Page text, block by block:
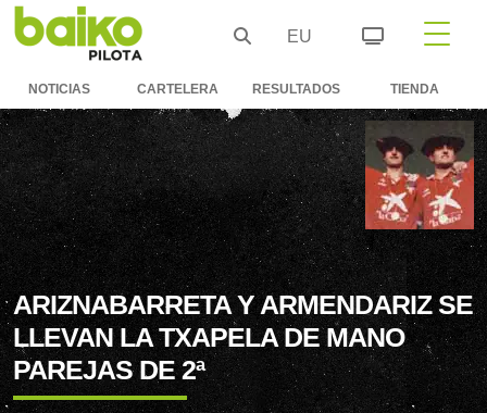
EU
NOTICIAS CARTELERA RESULTADOS TIENDA
ARIZNABARRETA Y ARMENDARIZ SE
LLEVAN LA TXAPELA DE MANO
PAREJAS DE 2ª